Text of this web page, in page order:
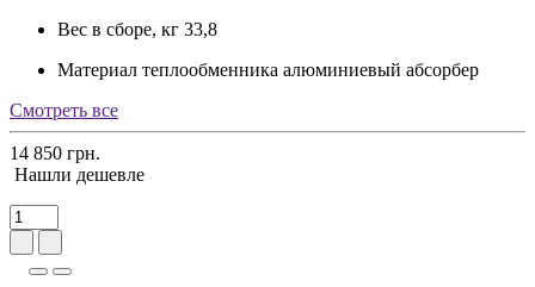
Вес в сборе, кг 33,8
Материал теплообменника алюминиевый абсорбер
Смотреть все
14 850 грн.
Нашли дешевле